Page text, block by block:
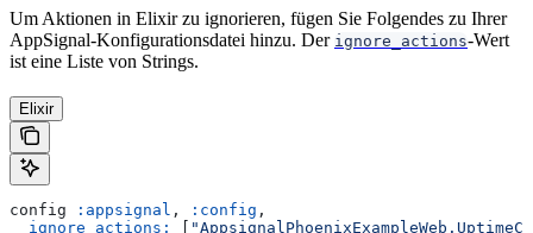
Um Aktionen in Elixir zu ignorieren, fügen Sie Folgendes zu Ihrer
AppSignal-Konfigurationsdatei hinzu. Der ignore_actions-Wert
ist eine Liste von Strings.
Elixir
config :appsignal , :config ,
  ignore_actions: